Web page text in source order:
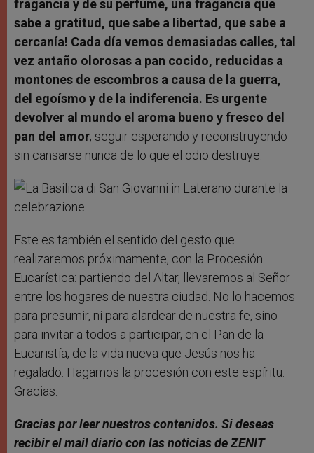
fragancia y de su perfume, una fragancia que
sabe a gratitud, que sabe a libertad, que sabe a
cercanía! Cada día vemos demasiadas calles, tal
vez antaño olorosas a pan cocido, reducidas a
montones de escombros a causa de la guerra,
del egoísmo y de la indiferencia. Es urgente
devolver al mundo el aroma bueno y fresco del
pan del amor, seguir esperando y reconstruyendo
sin cansarse nunca de lo que el odio destruye.
Este es también el sentido del gesto que
realizaremos próximamente, con la Procesión
Eucarística: partiendo del Altar, llevaremos al Señor
entre los hogares de nuestra ciudad. No lo hacemos
para presumir, ni para alardear de nuestra fe, sino
para invitar a todos a participar, en el Pan de la
Eucaristía, de la vida nueva que Jesús nos ha
regalado. Hagamos la procesión con este espíritu.
Gracias.
Gracias por leer nuestros contenidos. Si deseas
recibir el mail diario con las noticias de ZENIT